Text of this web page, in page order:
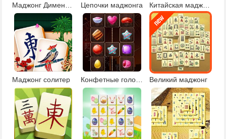
Цепочки маджонга Китайская маджонг
Маджонг солитер Конфетные головоломки Великий маджонг